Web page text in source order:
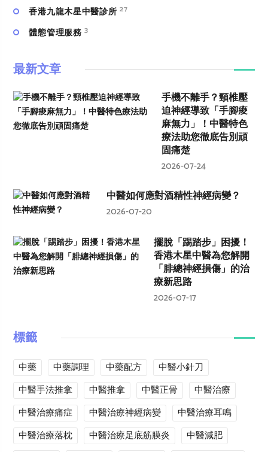
香港九龍木星中醫診所 27
體態管理服務 3
最新文章
手機不離手？頸椎壓
迫神經導致「手腳痠
麻無力」！中醫特色
療法助您徹底告別頑
固痛楚
2026-07-24
中醫如何應對酒精性神經病變？
2026-07-20
擺脫「踢踏步」困擾！
香港木星中醫為您解開
「腓總神經損傷」的治
療新思路
2026-07-17
標籤
中藥 中藥調理 中藥配方
中醫小針刀
中醫手法推拿
中醫推拿 中醫正骨
中醫治療
中醫治療痛症
中醫治療神經病變
中醫治療耳鳴
中醫治療落枕
中醫治療足底筋膜炎
中醫減肥